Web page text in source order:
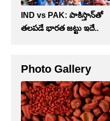
IND vs PAK: పాకిస్తాన్‌తో
తలపడే భారత జట్టు ఇదే..
Photo Gallery